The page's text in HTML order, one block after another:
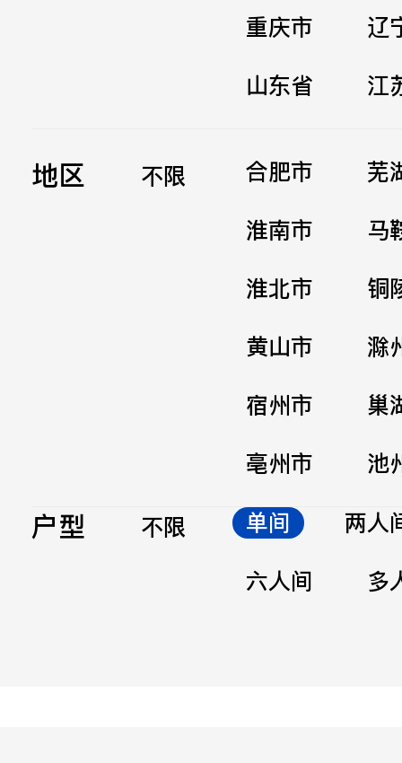
重庆市
辽
山东省
江
地区 不限 合肥市
芜
淮南市
马
淮北市
铜
黄山市
滁
宿州市
巢
亳州市
池
户型 不限 单间
两人
六人间
多